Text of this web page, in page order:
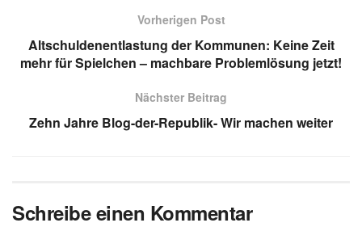
A
p
a
m
dI
n
e
b
o
o
k
g
e
Vorherigen Post
Altschuldenentlastung der Kommunen: Keine Zeit
mehr für Spielchen – machbare Problemlösung jetzt!
Nächster Beitrag
Zehn Jahre Blog-der-Republik- Wir machen weiter
Schreibe einen Kommentar